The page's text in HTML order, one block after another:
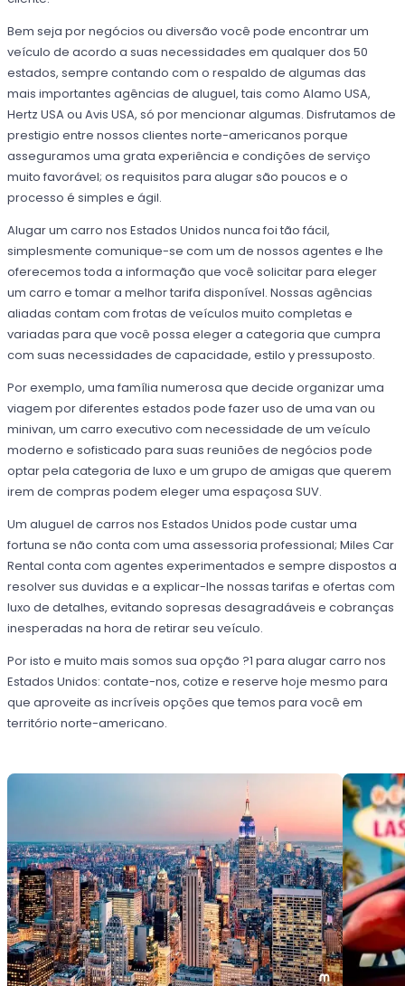
Bem seja por negócios ou diversão você pode encontrar um
veículo de acordo a suas necessidades em qualquer dos 50
estados, sempre contando com o respaldo de algumas das
mais importantes agências de aluguel, tais como Alamo USA,
Hertz USA ou Avis USA, só por mencionar algumas. Disfrutamos de
prestigio entre nossos clientes norte-americanos porque
asseguramos uma grata experiência e condições de serviço
muito favorável; os requisitos para alugar são poucos e o
processo é simples e ágil.
Alugar um carro nos Estados Unidos nunca foi tão fácil,
simplesmente comunique-se com um de nossos agentes e lhe
oferecemos toda a informação que você solicitar para eleger
um carro e tomar a melhor tarifa disponível. Nossas agências
aliadas contam com frotas de veículos muito completas e
variadas para que você possa eleger a categoria que cumpra
com suas necessidades de capacidade, estilo y pressuposto.
Por exemplo, uma família numerosa que decide organizar uma
viagem por diferentes estados pode fazer uso de uma van ou
minivan, um carro executivo com necessidade de um veículo
moderno e sofisticado para suas reuniões de negócios pode
optar pela categoria de luxo e um grupo de amigas que querem
irem de compras podem eleger uma espaçosa SUV.
Um aluguel de carros nos Estados Unidos pode custar uma
fortuna se não conta com uma assessoria professional; Miles Car
Rental conta com agentes experimentados e sempre dispostos a
resolver sus duvidas e a explicar-lhe nossas tarifas e ofertas com
luxo de detalhes, evitando sopresas desagradáveis e cobranças
inesperadas na hora de retirar seu veículo.
Por isto e muito mais somos sua opção ?1 para alugar carro nos
Estados Unidos: contate-nos, cotize e reserve hoje mesmo para
que aproveite as incríveis opções que temos para você em
território norte-americano.